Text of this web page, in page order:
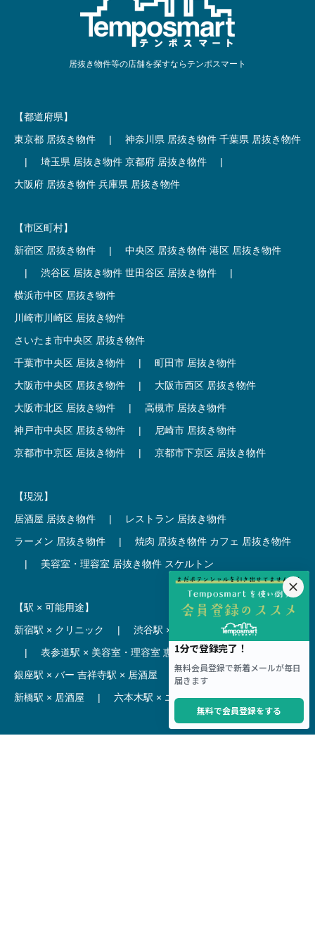
居抜き物件等の店舗を探すならテンポスマート
【都道府県】
東京都 居抜き物件
| 神奈川県 居抜き物件 千葉県 居抜き物件
|
埼玉県 居抜き物件 京都府 居抜き物件
|
大阪府 居抜き物件 兵庫県 居抜き物件
【市区町村】
新宿区 居抜き物件
| 中央区 居抜き物件 港区 居抜き物件
|
渋谷区 居抜き物件 世田谷区 居抜き物件
|
横浜市中区 居抜き物件
川崎市川崎区 居抜き物件
さいたま市中央区 居抜き物件
千葉市中央区 居抜き物件
|
町田市 居抜き物件
大阪市中央区 居抜き物件
|
大阪市西区 居抜き物件
大阪市北区 居抜き物件
|
高槻市 居抜き物件
神戸市中央区 居抜き物件
|
尼崎市 居抜き物件
京都市中京区 居抜き物件
| 京都市下京区 居抜き物件
【現況】
居酒屋 居抜き物件
|
レストラン 居抜き物件
ラーメン 居抜き物件
| 焼肉 居抜き物件 カフェ 居抜き物件
|
美容室・理容室 居抜き物件 スケルトン
【駅 × 可能用途】
新宿駅 × クリニック
| 渋谷駅 × カフェ
池袋駅 × ラーメン
|
表参道駅 × 美容室・理容室 恵比寿駅 × レストラン
銀座駅 × バー 吉祥寺駅 × 居酒屋
麻布十番駅 × レストラン
新橋駅 × 居酒屋
| 六本木駅 × エステ・マッサージ・サロン